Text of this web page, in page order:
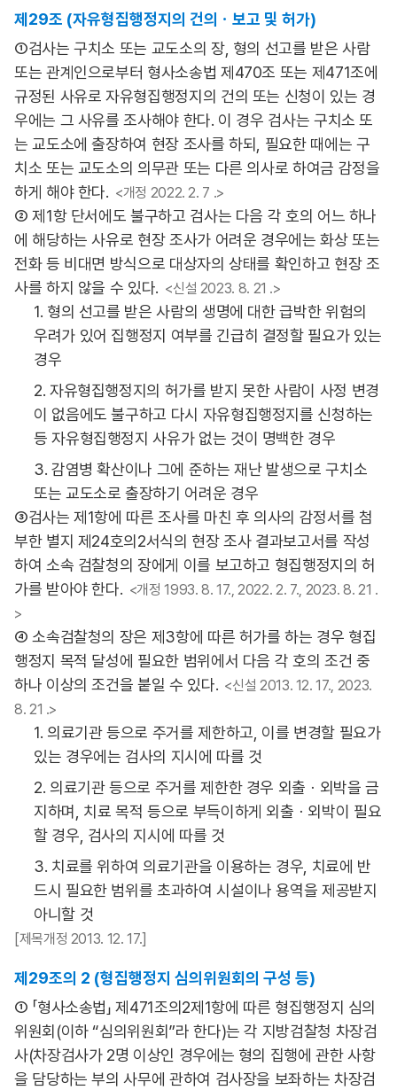
제29조 (자유형집행정지의 건의ㆍ보고 및 허가)
①검사는 구치소 또는 교도소의 장, 형의 선고를 받은 사람
또는 관계인으로부터 형사소송법 제470조 또는 제471조에
규정된 사유로 자유형집행정지의 건의 또는 신청이 있는 경
우에는 그 사유를 조사해야 한다. 이 경우 검사는 구치소 또
는 교도소에 출장하여 현장 조사를 하되, 필요한 때에는 구
치소 또는 교도소의 의무관 또는 다른 의사로 하여금 감정을
하게 해야 한다. <개정 2022. 2. 7 .>
② 제1항 단서에도 불구하고 검사는 다음 각 호의 어느 하나
에 해당하는 사유로 현장 조사가 어려운 경우에는 화상 또는
전화 등 비대면 방식으로 대상자의 상태를 확인하고 현장 조
사를 하지 않을 수 있다. <신설 2023. 8. 21 .>
1. 형의 선고를 받은 사람의 생명에 대한 급박한 위험의
우려가 있어 집행정지 여부를 긴급히 결정할 필요가 있는
경우
2. 자유형집행정지의 허가를 받지 못한 사람이 사정 변경
이 없음에도 불구하고 다시 자유형집행정지를 신청하는
등 자유형집행정지 사유가 없는 것이 명백한 경우
3. 감염병 확산이나 그에 준하는 재난 발생으로 구치소
또는 교도소로 출장하기 어려운 경우
③검사는 제1항에 따른 조사를 마친 후 의사의 감정서를 첨
부한 별지 제24호의2서식의 현장 조사 결과보고서를 작성
하여 소속 검찰청의 장에게 이를 보고하고 형집행정지의 허
가를 받아야 한다. <개정 1993. 8. 17., 2022. 2. 7., 2023. 8. 21 .
>
④ 소속검찰청의 장은 제3항에 따른 허가를 하는 경우 형집
행정지 목적 달성에 필요한 범위에서 다음 각 호의 조건 중
하나 이상의 조건을 붙일 수 있다. <신설 2013. 12. 17., 2023.
8. 21 .>
1. 의료기관 등으로 주거를 제한하고, 이를 변경할 필요가
있는 경우에는 검사의 지시에 따를 것
2. 의료기관 등으로 주거를 제한한 경우 외출ㆍ외박을 금
지하며, 치료 목적 등으로 부득이하게 외출ㆍ외박이 필요
할 경우, 검사의 지시에 따를 것
3. 치료를 위하여 의료기관을 이용하는 경우, 치료에 반
드시 필요한 범위를 초과하여 시설이나 용역을 제공받지
아니할 것
[제목개정 2013. 12. 17.]
제29조의 2 (형집행정지 심의위원회의 구성 등)
① 「형사소송법」 제471조의2제1항에 따른 형집행정지 심의
위원회(이하 “심의위원회”라 한다)는 각 지방검찰청 차장검
사(차장검사가 2명 이상인 경우에는 형의 집행에 관한 사항
을 담당하는 부의 사무에 관하여 검사장을 보좌하는 차장검